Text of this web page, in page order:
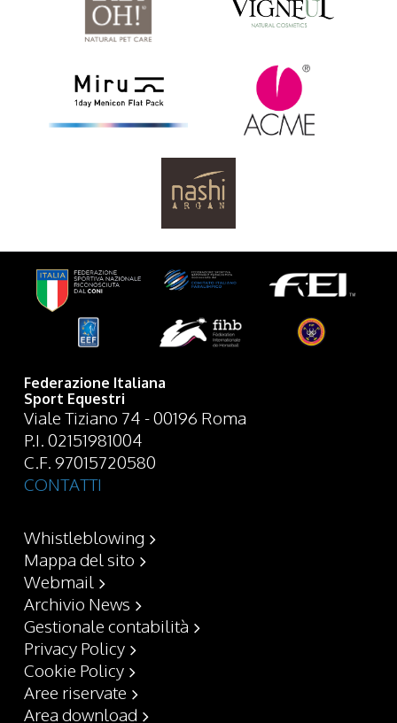
Federazione Italiana
Sport Equestri
Viale Tiziano 74 - 00196 Roma
P.I. 02151981004
C.F. 97015720580
CONTATTI
Whistleblowing
Mappa del sito
Webmail
Archivio News
Gestionale contabilità
Privacy Policy
Cookie Policy
Aree riservate
Area download